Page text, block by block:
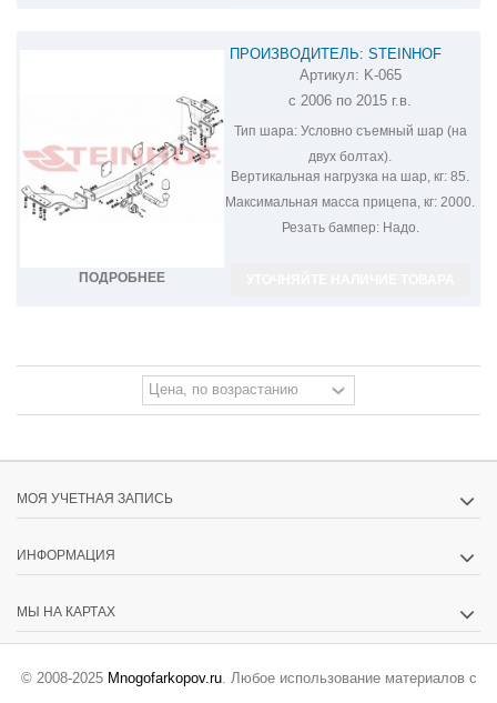
ПОДРОБНЕЕ
ПРОИЗВОДИТЕЛЬ: STEINHOF
ФАРКОП НА KIA CARNIVAL K-065
Артикул: K-065
с 2006 по 2015 г.в.
Тип шара:Условно съемный шар (на
двух болтах).
Вертикальная нагрузка на шар, кг: 85.
Максимальная масса прицепа, кг: 2000.
Резать бампер:Надо.
МОЯ УЧЕТНАЯ ЗАПИСЬ
ИНФОРМАЦИЯ
МЫ НА КАРТАХ
© 2008-2025 Mnogofarkopov.ru. Любое использование материалов с